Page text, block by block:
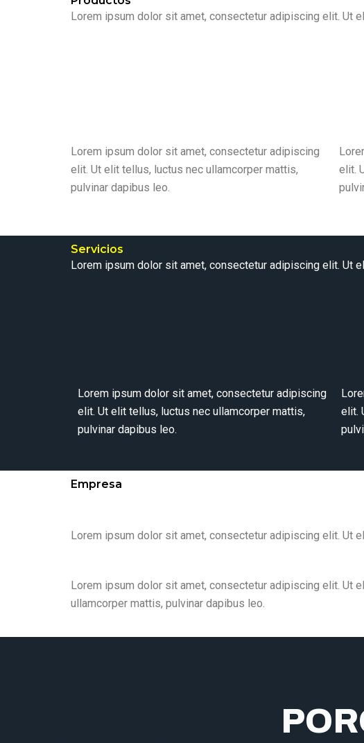
Lorem ipsum dolor sit amet, consectetur adipiscing elit. Ut
Lorem ipsum dolor sit amet, consectetur adipiscing
elit. Ut elit tellus, luctus nec ullamcorper mattis,
pulvinar dapibus leo.
elit.
Servicios
Lorem ipsum dolor sit amet, consectetur adipiscing elit. Ut
Lorem ipsum dolor sit amet, consectetur adipiscing
elit. Ut elit tellus, luctus nec ullamcorper mattis,
pulvinar dapibus leo.
elit.
Empresa
Lorem ipsum dolor sit amet, consectetur adipiscing elit. Ut
Lorem ipsum dolor sit amet, consectetur adipiscing elit. Ut
ullamcorper mattis, pulvinar dapibus leo.